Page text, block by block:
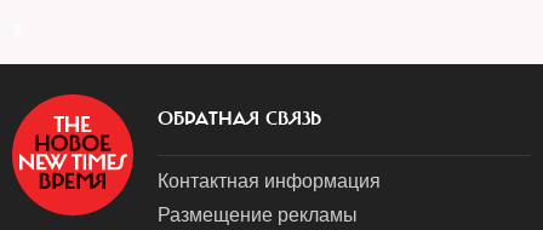
ОБРАТНАЯ СВЯЗЬ
Контактная информация
Размещение рекламы